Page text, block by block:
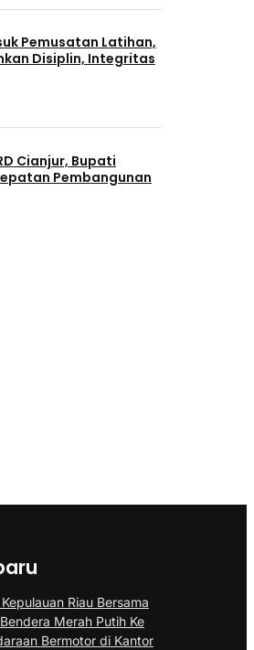
Pemusatan Latihan,
Disiplin, Integritas
Cianjur, Bupati
Pembangunan
Riau Bersama
Merah Putih Ke
Bermotor di Kantor